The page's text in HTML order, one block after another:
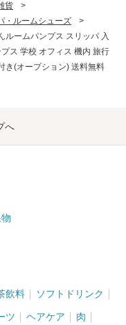
貨
>
・ルームシューズ
>
ルームパンプス スリッパ 入
ス 学校 オフィス 機内 旅行
き(オープション) 送料無料
へ
飲料 ソフトドリンク
ツ ヘアケア 肉